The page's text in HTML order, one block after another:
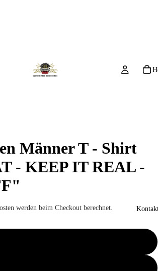
Männer T - Shirt
- KEEP IT REAL -
werden beim Checkout berechnet.